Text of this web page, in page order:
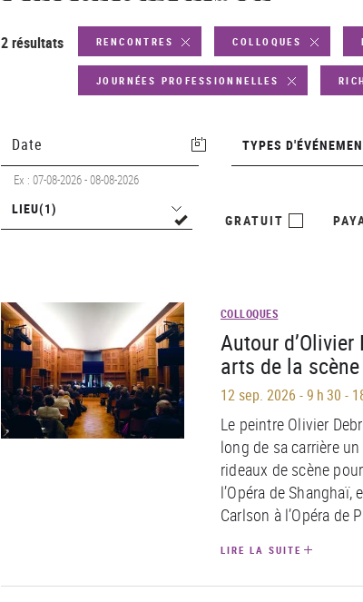
2 résultats RENCONTRES COLLOQUES
JOURNÉES PROFESSIONNELLES
Ex : 07-08-2026 - 08-08-2026
d'événements
TYPES
LIEU(1)
GRATUIT
COLLOQUES
Autour
arts de la scène
12 sep. 2026 -9 h 30 -
Le peintre Olivier
long de sa carrière
rideaux de scène
l’Opéra de
Carlson à l’Opéra de
LIRE LA SUITE